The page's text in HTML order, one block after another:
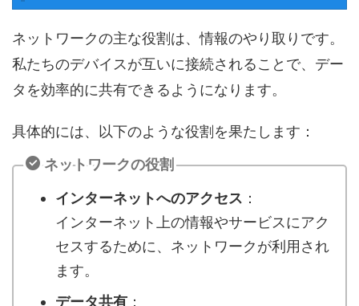
ネットワークの主な役割は、情報のやり取りです。
私たちのデバイスが互いに接続されることで、デー
タを効率的に共有できるようになります。
具体的には、以下のような役割を果たします：
ネットワークの役割
インターネットへのアクセス ：
インターネット上の情報やサービスにアク
セスするために、ネットワークが利用され
ます。
データ共有 ：